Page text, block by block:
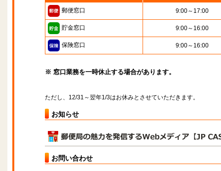
郵便窓口 9:00～17:00
貯金窓口 9:00～16:00
保険窓口 9:00～16:00
※ 窓口業務を一時休止する場合があります。
ただし、12/31～翌年1/3はお休みとさせていただきます。
お知らせ
お問い合わせ